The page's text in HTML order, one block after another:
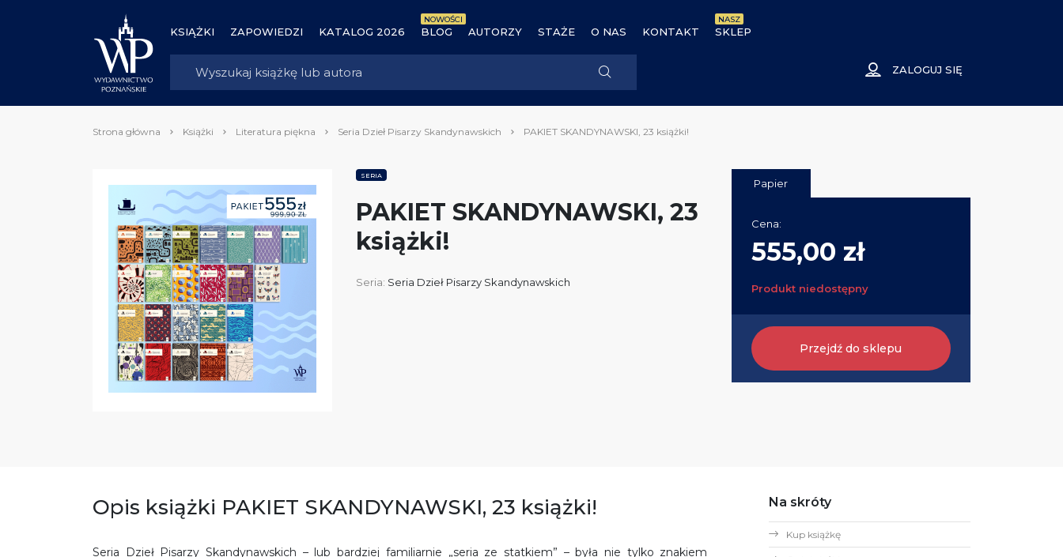
KSIĄŻKI ZAPOWIEDZI KATALOG 2026 BLOG
NOWOŚCI
AUTORZY STAŻE O NAS KONTAKT SKLEP
NASZ
ZALOGUJ SIĘ
Strona główna Książki Literatura piękna Seria Dzieł Pisarzy Skandynawskich PAKIET SKANDYNAWSKI, 23 książki!
SERIA
PAKIET SKANDYNAWSKI, 23
książki!
Seria: Seria Dzieł Pisarzy Skandynawskich
Papier
Cena:
555,00 zł
Produkt niedostępny
Przejdź do sklepu
Opis książki PAKIET SKANDYNAWSKI, 23 książki!
Seria Dzieł Pisarzy Skandynawskich – lub bardziej familiarnie „seria ze statkiem” – była nie tylko znakiem
Na skróty
Kup książkę